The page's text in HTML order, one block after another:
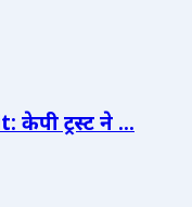
ट्रस्ट ने ...